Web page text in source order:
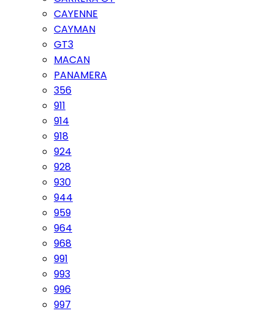
CAYENNE
CAYMAN
GT3
MACAN
PANAMERA
356
911
914
918
924
928
930
944
959
964
968
991
993
996
997